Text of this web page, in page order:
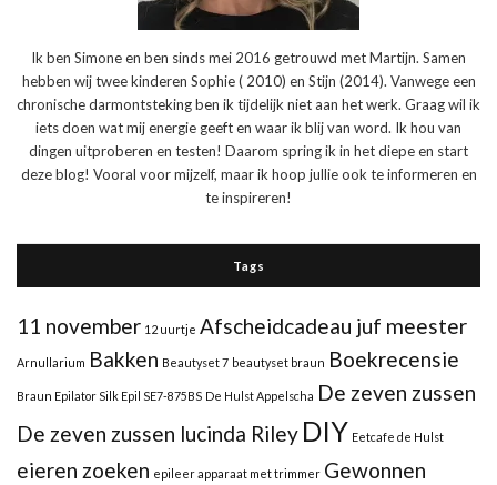
Ik ben Simone en ben sinds mei 2016 getrouwd met Martijn. Samen
hebben wij twee kinderen Sophie ( 2010) en Stijn (2014). Vanwege een
chronische darmontsteking ben ik tijdelijk niet aan het werk. Graag wil ik
iets doen wat mij energie geeft en waar ik blij van word. Ik hou van
dingen uitproberen en testen! Daarom spring ik in het diepe en start
deze blog! Vooral voor mijzelf, maar ik hoop jullie ook te informeren en
te inspireren!
Tags
11 november 12 uurtje Afscheidcadeau juf meester
Arnullarium Bakken Beautyset 7 beautyset braun Boekrecensie
Braun Epilator Silk Epil SE7-875BS De Hulst Appelscha De zeven zussen
De zeven zussen lucinda Riley DIY Eetcafe de Hulst
eieren zoeken epileer apparaat met trimmer Gewonnen